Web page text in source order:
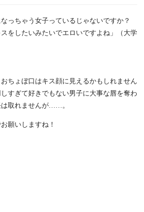
なっちゃう女子っているじゃないですか？
をしたいみたいでエロいですよね」（大学
ちょぼ口はキス顔に見えるかもしれません
すぎて好きでもない男子に大事な唇を奪わ
取れませんが……。
願いしますね！